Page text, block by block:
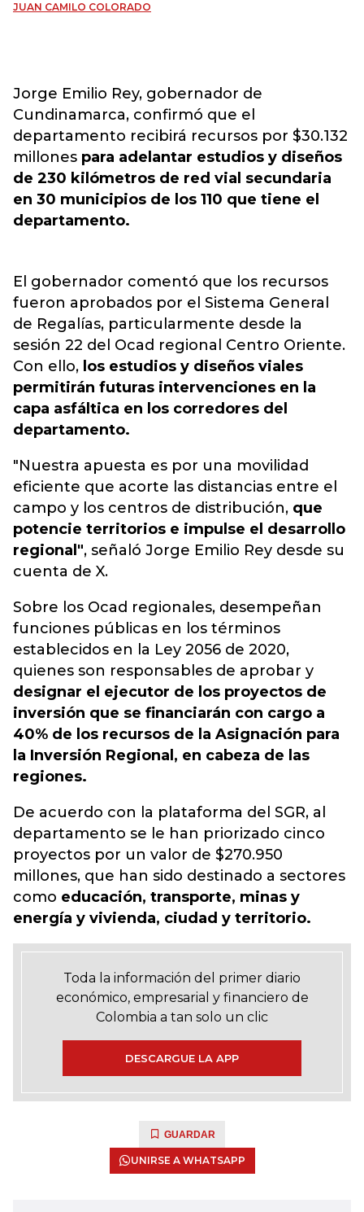
JUAN CAMILO COLORADO
Jorge Emilio Rey, gobernador de
Cundinamarca, confirmó que el
departamento recibirá recursos por $30.132
millones para adelantar estudios y diseños
de 230 kilómetros de red vial secundaria
en 30 municipios de los 110 que tiene el
departamento.
El gobernador comentó que los recursos
fueron aprobados por el Sistema General
de Regalías, particularmente desde la
sesión 22 del Ocad regional Centro Oriente.
Con ello, los estudios y diseños viales
permitirán futuras intervenciones en la
capa asfáltica en los corredores del
departamento.
"Nuestra apuesta es por una movilidad
eficiente que acorte las distancias entre el
campo y los centros de distribución, que
potencie territorios e impulse el desarrollo
regional", señaló Jorge Emilio Rey desde su
cuenta de X.
Sobre los Ocad regionales, desempeñan
funciones públicas en los términos
establecidos en la Ley 2056 de 2020,
quienes son responsables de aprobar y
designar el ejecutor de los proyectos de
inversión que se financiarán con cargo a
40% de los recursos de la Asignación para
la Inversión Regional, en cabeza de las
regiones.
De acuerdo con la plataforma del SGR, al
departamento se le han priorizado cinco
proyectos por un valor de $270.950
millones, que han sido destinado a sectores
como educación, transporte, minas y
energía y vivienda, ciudad y territorio.
Toda la información del primer diario
económico, empresarial y financiero de
Colombia a tan solo un clic
DESCARGUE LA APP
GUARDAR
UNIRSE A WHATSAPP